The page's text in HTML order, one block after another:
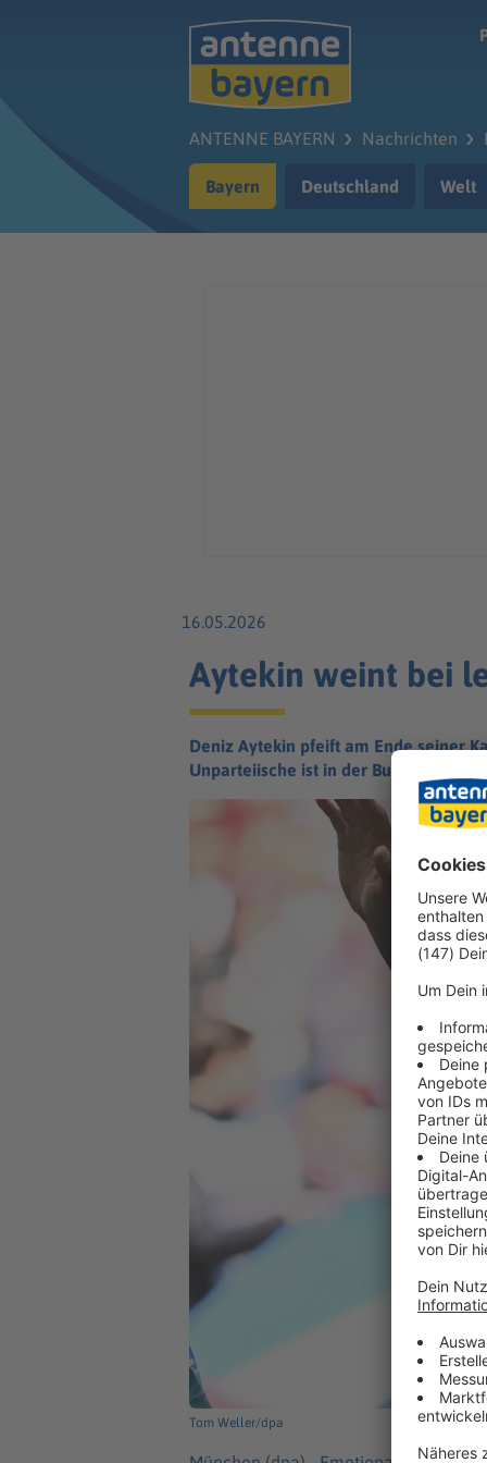
ANTENNE BAYERN Nachrichten
Bayern Deutschland Welt
16.05.2026
Aytekin weint bei
Deniz Aytekin pfeift am Ende seiner
Unparteiische ist in der Bundesliga
Tom Weller/dpa